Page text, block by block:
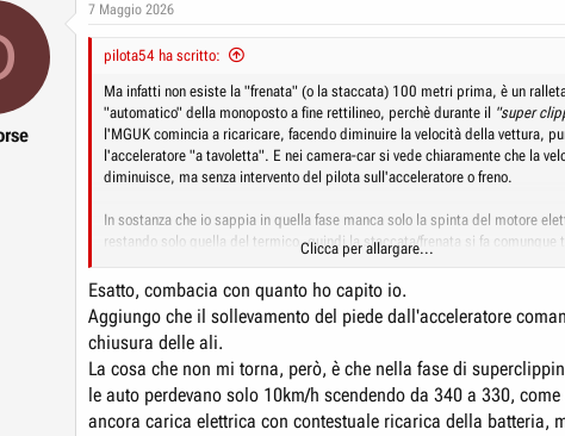
d
I
7 Maggio 2026
pilota54 ha scritto:
Ma infatti non esiste la "frenata" (o la staccata) 100 metri prima, è un
"automatico" della monoposto a fine rettilineo, perchè durante il "super
l'MGUK comincia a ricaricare, facendo diminuire la velocità della vettura,
l'acceleratore "a tavoletta". E nei camera-car si vede chiaramente che la
diminuisce, ma senza intervento del pilota sull'acceleratore o freno.
In sostanza che io sappia in quella fase manca solo la spinta del motore
restando solo quella del termico, quindi la staccata/frenata si fa comunque
la fa dopo resta più bravo di chi la fa prima.
(*) Il motore elettrico (MGUK) inverte la sua funzione, smettendo di
ricaricando la batteria, causando un calo di velocità.
Clicca per allargare...
Esatto, combacia con quanto ho capito io.
Aggiungo che il sollevamento del piede dall'acceleratore
chiusura delle ali.
La cosa che non mi torna, però, è che nella fase di
le auto perdevano solo 10km/h scendendo da 340 a 330, come
ancora carica elettrica con contestuale ricarica della batteria,